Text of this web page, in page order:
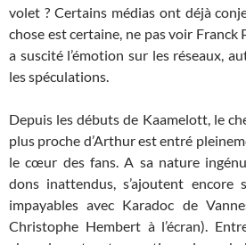
volet ? Certains médias ont déjà
chose est certaine, ne pas voir
a suscité l’émotion sur les réseaux,
les spéculations.
Depuis les débuts de Kaamelott, le
plus proche d’Arthur est entré
le cœur des fans. A sa nature
dons inattendus, s’ajoutent encore
impayables avec Karadoc de
Christophe Hembert à l’écran).